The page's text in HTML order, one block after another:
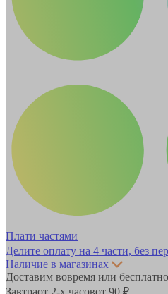
Плати частями
Делите оплату на 4 части, без
Наличие в магазинах
Доставим вовремя или бесплатно
Завтраот 2-х часовот 90 ₽